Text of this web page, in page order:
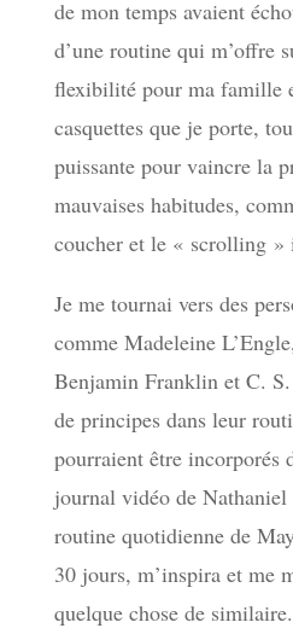
de mon temps avaient
d’une routine qui m’offre
flexibilité pour ma famille
casquettes que je porte,
puissante pour vaincre la
mauvaises habitudes,
coucher et le « scrolling »
Je me tournai vers des
comme Madeleine
Benjamin Franklin et C.
de principes dans leur
pourraient être incorporés
journal vidéo de
routine quotidienne de
30 jours, m’inspira et me
quelque chose de